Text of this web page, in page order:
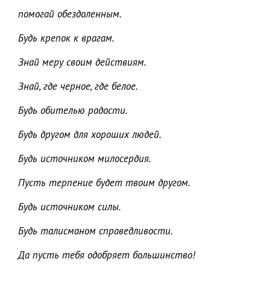
помогай обездоленным.
Будь крепок к врагам.
Знай меру своим действиям.
Знай, где черное, где белое.
Будь обителью радости.
Будь другом для хороших людей.
Будь источником милосердия.
Пусть терпение будет твоим другом.
Будь источником силы.
Будь талисманом справедливости.
Да пусть тебя одобряет большинство!